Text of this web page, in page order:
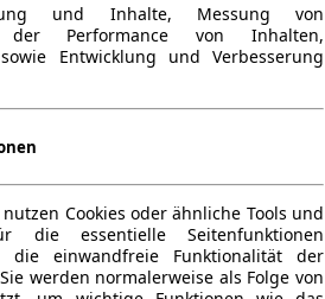
und Inhalte, Messung von
der Performance von Inhalten,
Entwicklung und Verbesserung
Cookies oder ähnliche Tools und
die essentielle Seitenfunktionen
einwandfreie Funktionalität der
werden normalerweise als Folge von